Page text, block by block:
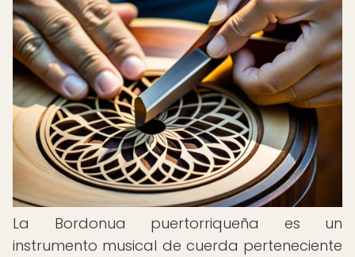
La Bordonua puertorriqueña es un
instrumento musical de cuerda perteneciente